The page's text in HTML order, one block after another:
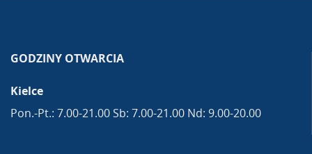
GODZINY OTWARCIA
Kielce
Pon.-Pt.: 7.00-21.00 Sb: 7.00-21.00 Nd: 9.00-20.00